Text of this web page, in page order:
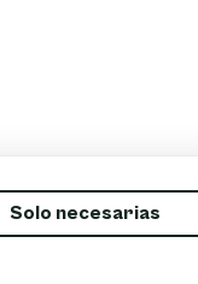
Solo necesarias